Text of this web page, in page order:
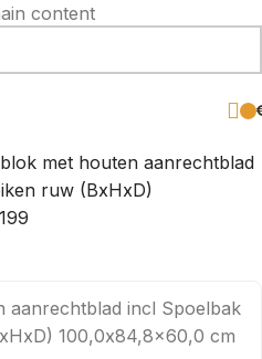
content
met houten aanrechtblad
ruw (BxHxD)